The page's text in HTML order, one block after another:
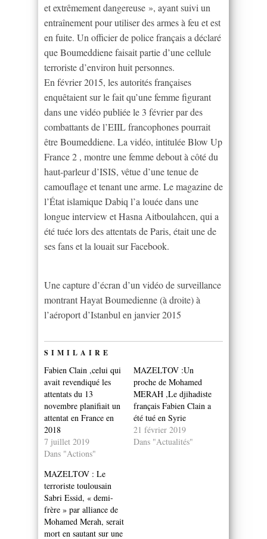
et extrêmement dangereuse », ayant suivi un
entraînement pour utiliser des armes à feu et est
en fuite. Un officier de police français a déclaré
que Boumeddiene faisait partie d’une cellule
terroriste d’environ huit personnes.
En février 2015, les autorités françaises
enquêtaient sur le fait qu’une femme figurant
dans une vidéo publiée le 3 février par des
combattants de l’EIIL francophones pourrait
être Boumeddiene. La vidéo, intitulée Blow Up
France 2 , montre une femme debout à côté du
haut-parleur d’ISIS, vêtue d’une tenue de
camouflage et tenant une arme. Le magazine de
l’État islamique Dabiq l’a louée dans une
longue interview et Hasna Aitboulahcen, qui a
été tuée lors des attentats de Paris, était une de
ses fans et la louait sur Facebook.
Une capture d’écran d’un vidéo de surveillance
montrant Hayat Boumedienne (à droite) à
l’aéroport d’Istanbul en janvier 2015
SIMILAIRE
Fabien Clain ,celui qui
avait revendiqué les
attentats du 13
novembre planifiait un
attentat en France en
2018
7 juillet 2019
Dans "Actions"
MAZELTOV :Un
proche de Mohamed
MERAH ,Le djihadiste
français Fabien Clain a
été tué en Syrie
21 février 2019
Dans "Actualités"
MAZELTOV : Le
terroriste toulousain
Sabri Essid, « demi-
frère » par alliance de
Mohamed Merah, serait
mort en sautant sur une